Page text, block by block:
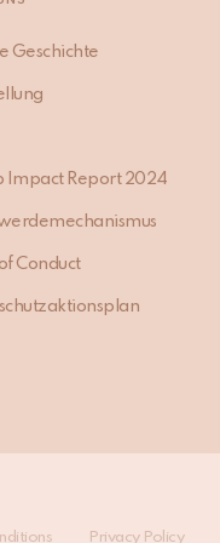
Geschichte
Impact Report 2024
Conduct
Privacy Policy